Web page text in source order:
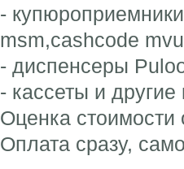
-
msm,cashcode
- диспенсеры
- кассеты и
Оценка
Оплата сразу,